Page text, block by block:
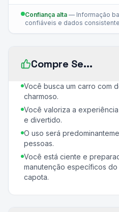
Confiança alta — Informação
confiáveis e dados
Compre Se...
Você busca um carro com
charmoso.
Você valoriza a
e divertido.
O uso será
pessoas.
Você está ciente e
manutenção específicos
capota.